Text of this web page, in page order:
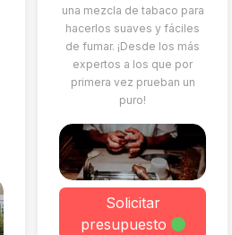
una mezcla de tabaco para
hacerlos suaves y fáciles
de fumar. ¡Desde los más
expertos a los que por
primera vez prueban un
puro!
Solicitar
presupuesto